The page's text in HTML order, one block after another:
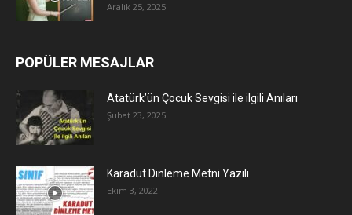
Aralık 25, 2025
POPÜLER MESAJLAR
Atatürk’ün Çocuk Sevgisi ile ilgili Anıları
Şubat 23, 2025
Karadut Dinleme Metni Yazılı
Ekim 3, 2022